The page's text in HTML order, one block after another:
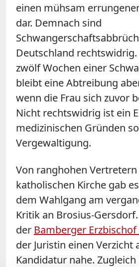
einen mühsam
dar. Demnach sind
Deutschland
zwölf Wochen einer
bleibt eine Abtreibung
wenn die Frau sich zuvor
Nicht rechtswidrig ist ein
medizinischen Gründen
Vergewaltigung.
Von ranghohen
katholischen Kirche gab
dem Wahlgang am
Kritik an Brosius-
der Bamberger
der Juristin einen Verzicht
Kandidatur nahe.